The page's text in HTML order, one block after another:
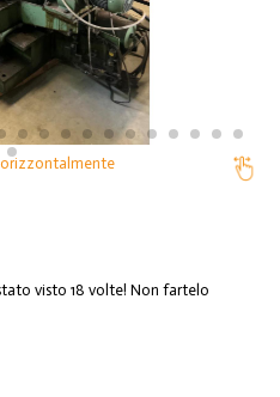
visto 18 volte! Non fartelo